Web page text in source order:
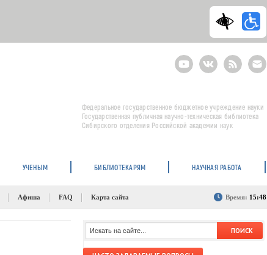
YoutubeВКонтакте
RSS
E-
mail
Федеральное государственное бюджетное учреждение науки
Государственная публичная научно-техническая библиотека
Сибирского отделения Российской академии наук
УЧЕНЫМ БИБЛИОТЕКАРЯМ НАУЧНАЯ РАБОТА
Афиша FAQ Карта сайта Время: 15:48